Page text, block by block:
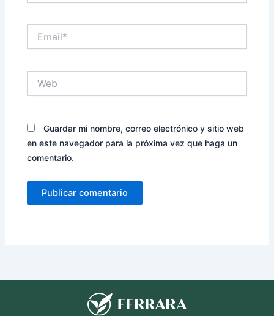
Guardar mi nombre, correo electrónico y sitio web
en este navegador para la próxima vez que haga un
comentario.